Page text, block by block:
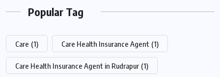
Popular Tag
Care (1) Care Health Insurance Agent (1)
Care Health Insurance Agent in Rudrapur (1)